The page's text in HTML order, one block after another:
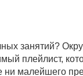
занятий?
плейлист,
ни малейшего